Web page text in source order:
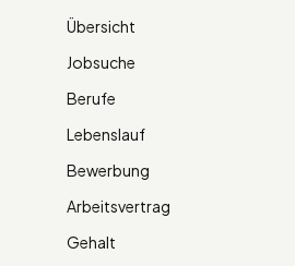
Übersicht
Jobsuche
Berufe
Lebenslauf
Bewerbung
Arbeitsvertrag
Gehalt